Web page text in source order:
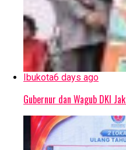
Ibukota6 days ago
Gubernur dan Wagub DKI